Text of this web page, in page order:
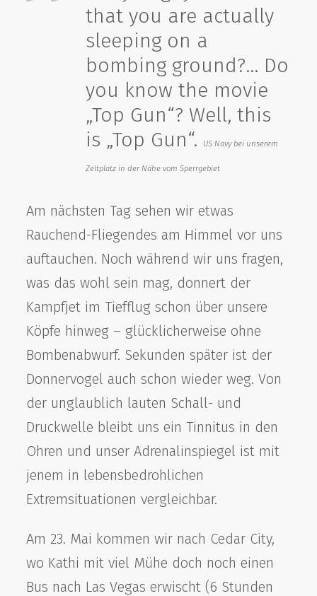
that you are actually
sleeping on a
bombing ground?… Do
you know the movie
„Top Gun“? Well, this
is „Top Gun“.
US Navy bei unserem
Zeltplatz in der Nähe vom Sperrgebiet
Am nächsten Tag sehen wir etwas
Rauchend-Fliegendes am Himmel vor uns
auftauchen. Noch während wir uns fragen,
was das wohl sein mag, donnert der
Kampfjet im Tiefflug schon über unsere
Köpfe hinweg – glücklicherweise ohne
Bombenabwurf. Sekunden später ist der
Donnervogel auch schon wieder weg. Von
der unglaublich lauten Schall- und
Druckwelle bleibt uns ein Tinnitus in den
Ohren und unser Adrenalinspiegel ist mit
jenem in lebensbedrohlichen
Extremsituationen vergleichbar.
Am 23. Mai kommen wir nach Cedar City,
wo Kathi mit viel Mühe doch noch einen
Bus nach Las Vegas erwischt (6 Stunden